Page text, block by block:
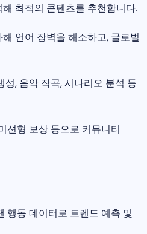
최적의 콘텐츠를 추천합니다.
언어 장벽을 해소하고, 글로벌
성, 음악 작곡, 시나리오 분석 등
션형 보상 등으로 커뮤니티
행동 데이터로 트렌드 예측 및